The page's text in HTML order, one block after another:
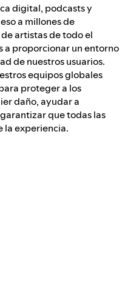
en Spotify
el contenido peligroso
el extremismo violento
digital, podcasts y
a millones de
artistas de todo el
a proporcionar un entorno
de nuestros usuarios.
equipos globales
proteger a los
daño, ayudar a
que todas las
la experiencia.